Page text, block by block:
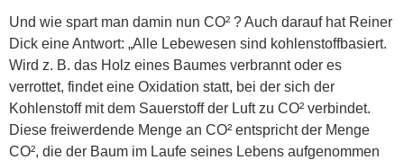
Und wie spart man damin nun CO² ? Auch darauf hat Reiner
Dick eine Antwort: „Alle Lebewesen sind kohlenstoffbasiert.
Wird z. B. das Holz eines Baumes verbrannt oder es
verrottet, findet eine Oxidation statt, bei der sich der
Kohlenstoff mit dem Sauerstoff der Luft zu CO² verbindet.
Diese freiwerdende Menge an CO² entspricht der Menge
CO², die der Baum im Laufe seines Lebens aufgenommen